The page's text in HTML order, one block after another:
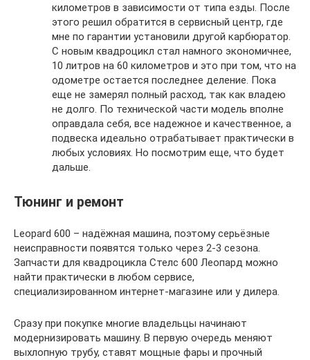
километров в зависимости от типа езды. После
этого решил обратится в сервисный центр, где
мне по гарантии установили другой карбюратор.
С новым квадроцикл стал намного экономичнее,
10 литров на 60 километров и это при том, что на
одометре остается последнее деление. Пока
еще не замерял полный расход, так как владею
не долго. По технической части модель вполне
оправдала себя, все надежное и качественное, а
подвеска идеально отрабатывает практически в
любых условиях. Но посмотрим еще, что будет
дальше.
Тюнинг и ремонт
Leopard 600 – надёжная машина, поэтому серьёзные
неисправности появятся только через 2-3 сезона.
Запчасти для квадроцикла Стелс 600 Леопард можно
найти практически в любом сервисе,
специализированном интернет-магазине или у дилера.
Сразу при покупке многие владельцы начинают
модернизировать машину. В первую очередь меняют
выхлопную трубу, ставят мощные фары и прочный